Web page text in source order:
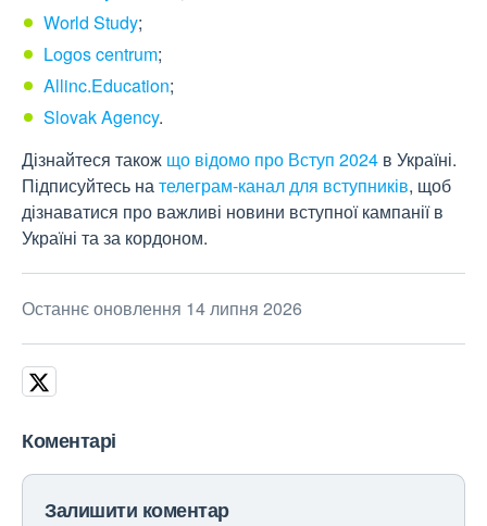
World Study;
Logos centrum;
Allinc.Education;
Slovak Agency.
Дізнайтеся також що відомо про Вступ 2024 в Україні.
Підписуйтесь нателеграм-канал для вступників, щоб
дізнаватися про важливі новини вступної кампанії в
Україні та за кордоном.
Останнє оновлення 14 липня 2026
Коментарі
Залишити коментар